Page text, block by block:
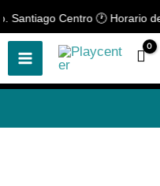
Centro 🕐 Horario de
al
contenido
🎲¡Descubre nuestras
ofertas!🎲